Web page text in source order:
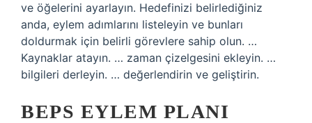
ve öğelerini ayarlayın. Hedefinizi belirlediğiniz
anda, eylem adımlarını listeleyin ve bunları
doldurmak için belirli görevlere sahip olun. …
Kaynaklar atayın. … zaman çizelgesini ekleyin. …
bilgileri derleyin. … değerlendirin ve geliştirin.
BEPS EYLEM PLANI